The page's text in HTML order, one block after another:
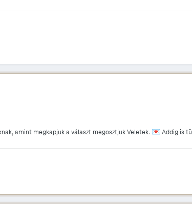
amint megkapjuk a választ megosztjuk Veletek. 💌Addig is